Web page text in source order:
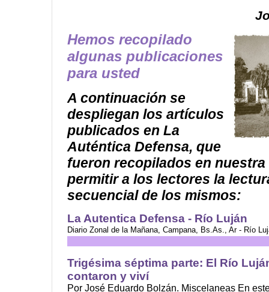
Hemos recopilado
algunas publicaciones
para usted
A continuación se
despliegan los artículos
publicados en La
Auténtica Defensa, que
fueron recopilados en nuestra
permitir a los lectores la
secuencial de los mismos:
La Autentica Defensa - Río Luján
Diario Zonal de la Mañana, Campana, Bs.As., Ar - Río
Trigésima séptima parte: El Río
contaron y viví
Por José Eduardo Bolzán. Miscelaneas En